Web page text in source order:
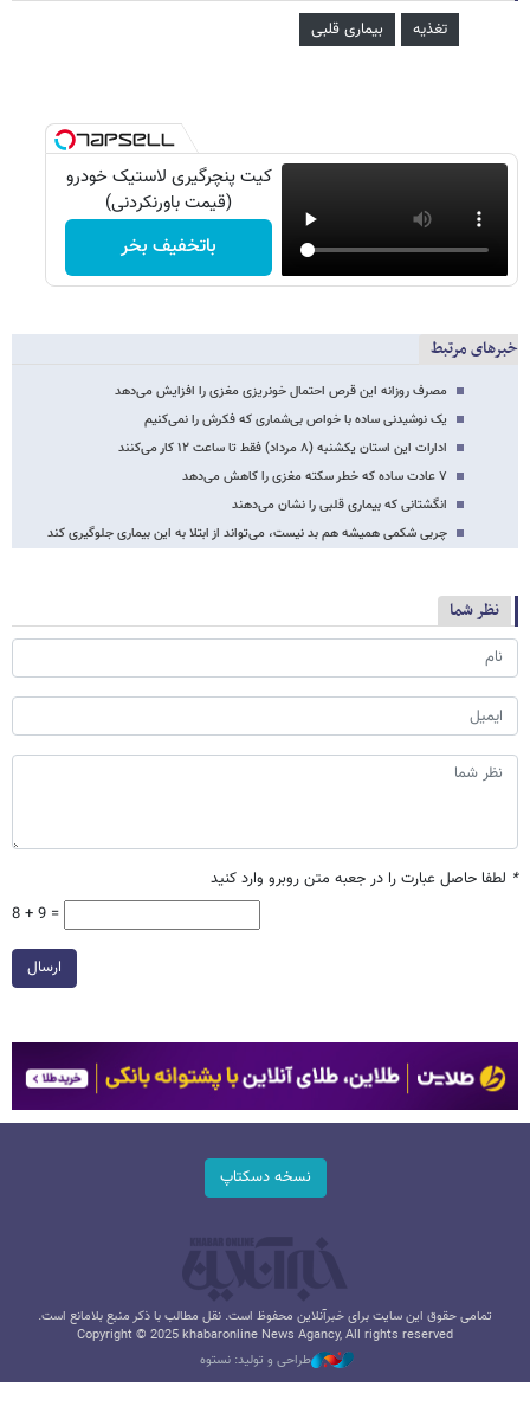
تغذیه بیماری قلبی
کیت پنچرگیری لاستیک خودرو
(قیمت باورنکردنی)
باتخفیف بخر
خبرهای مرتبط
مصرف روزانه این قرص احتمال خونریزی مغزی را افزایش می‌دهد
یک نوشیدنی ساده با خواص بی‌شماری که فکرش را نمی‌کنیم
ادارات این استان یکشنبه (۸ مرداد) فقط تا ساعت ۱۲ کار می‌کنند
۷ عادت ساده که خطر سکته مغزی را کاهش می‌دهد
انگشتانی که بیماری قلبی را نشان می‌دهند
چربی شکمی همیشه هم بد نیست، می‌تواند از ابتلا به این بیماری جلوگیری کند
نظر شما
* لطفا حاصل عبارت را در جعبه متن روبرو وارد کنید
8 + 9 =
ارسال
نسخه دسکتاپ
تمامی حقوق این سایت برای خبرآنلاین محفوظ است. نقل مطالب با ذکر منبع بلامانع است.
Copyright © 2025 khabaronline News Agancy, All rights reserved
طراحی و تولید: نستوه